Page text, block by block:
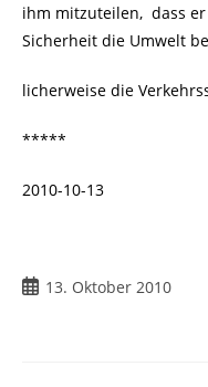
ihm mitzuteilen, dass
Sicherheit die Umwelt
licherweise die
*****
2010-10-13
13. Oktober 2010